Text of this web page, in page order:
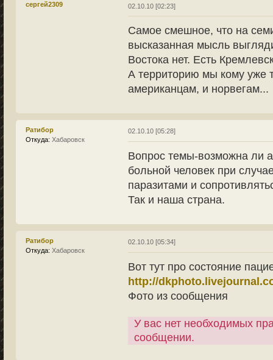
сергей2309 02.10.10 [02:23]
Самое смешное, что на
высказанная мысль
Востока нет. Есть
А территорию мы кому уже
американцам, и норвегам...
Ратибор
Откуда: Хабаровск
02.10.10 [05:28]
Вопрос темы-возможна ли
больной человек при
паразитами и
Так и наша страна.
Ратибор
Откуда: Хабаровск
02.10.10 [05:34]
Вот тут про состояние
http://
Фото из сообщения
У вас нет необходимых
сообщении.